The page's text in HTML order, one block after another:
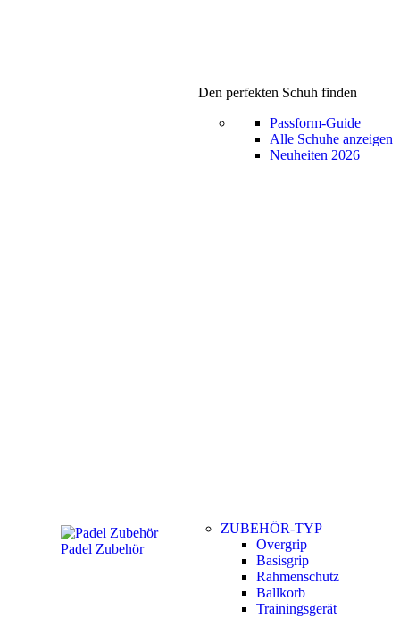
Den perfekten Schuh finden
Passform-Guide
Alle Schuhe anzeigen
Neuheiten 2026
Padel Zubehör
ZUBEHÖR-TYP
Overgrip
Basisgrip
Rahmenschutz
Ballkorb
Trainingsgerät